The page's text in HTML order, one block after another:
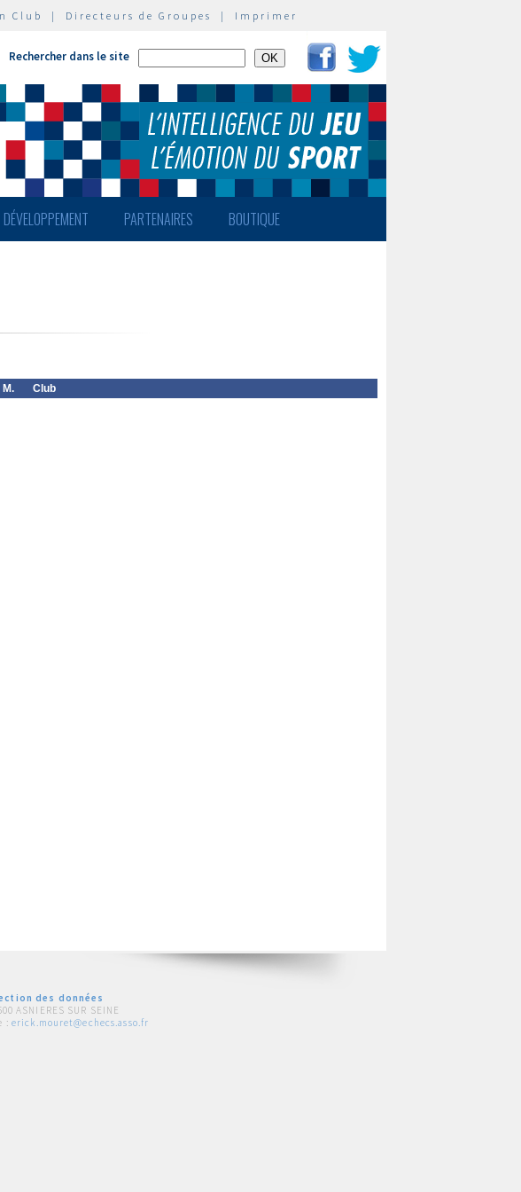
Club | Directeurs de Groupes | Imprimer
Rechercher dans le site
DÉVELOPPEMENT PARTENAIRES BOUTIQUE
M. Club
des données
ASNIERES SUR SEINE
: erick.mouret@echecs.asso.fr